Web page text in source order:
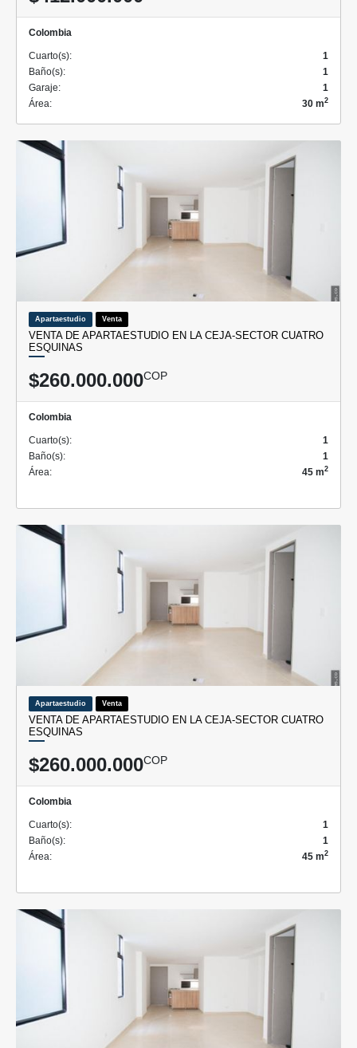
Colombia
Cuarto(s):
1
Baño(s):
1
Garaje:
1
Área:
30 m2
Apartaestudio Venta
VENTA DE APARTAESTUDIO EN LA CEJA-SECTOR CUATRO
ESQUINAS
$260.000.000COP
Colombia
Cuarto(s):
1
Baño(s):
1
Área:
45 m2
Apartaestudio Venta
VENTA DE APARTAESTUDIO EN LA CEJA-SECTOR CUATRO
ESQUINAS
$260.000.000COP
Colombia
Cuarto(s):
1
Baño(s):
1
Área:
45 m2